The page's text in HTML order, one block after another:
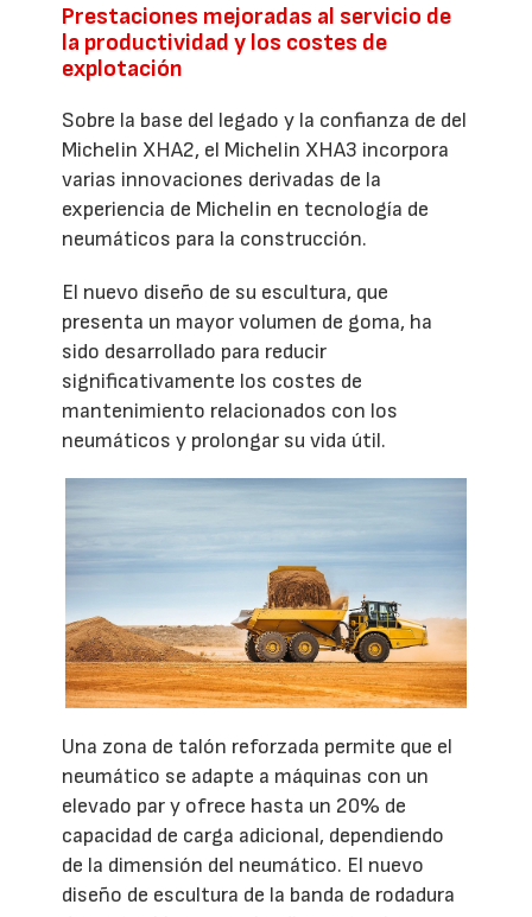
Prestaciones mejoradas al servicio de
la productividad y los costes de
explotación
Sobre la base del legado y la confianza de del
Michelin XHA2, el Michelin XHA3 incorpora
varias innovaciones derivadas de la
experiencia de Michelin en tecnología de
neumáticos para la construcción.
El nuevo diseño de su escultura, que
presenta un mayor volumen de goma, ha
sido desarrollado para reducir
significativamente los costes de
mantenimiento relacionados con los
neumáticos y prolongar su vida útil.
Una zona de talón reforzada permite que el
neumático se adapte a máquinas con un
elevado par y ofrece hasta un 20% de
capacidad de carga adicional, dependiendo
de la dimensión del neumático. El nuevo
diseño de escultura de la banda de rodadura